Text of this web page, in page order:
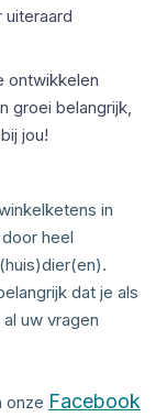
uiteraard
ontwikkelen
groei belangrijk,
jou!
in
heel
dat je als
uw vragen
onze Facebook